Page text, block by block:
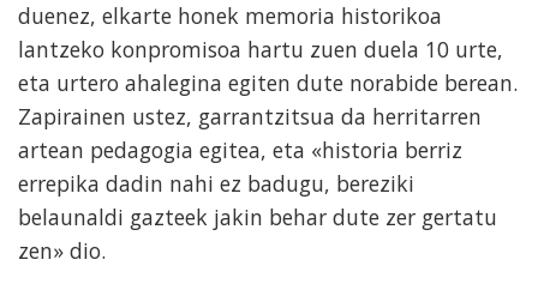
duenez, elkarte honek memoria historikoa
lantzeko konpromisoa hartu zuen duela 10 urte,
eta urtero ahalegina egiten dute norabide berean.
Zapirainen ustez, garrantzitsua da herritarren
artean pedagogia egitea, eta «historia berriz
errepika dadin nahi ez badugu, bereziki
belaunaldi gazteek jakin behar dute zer gertatu
zen» dio.